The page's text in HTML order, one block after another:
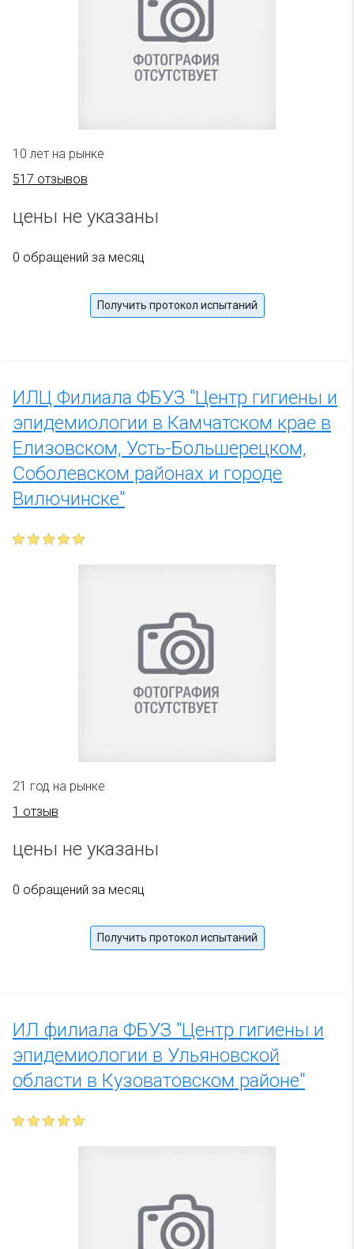
10 лет на рынке
517 отзывов
цены не указаны
0 обращений за месяц
Получить протокол испытаний
ИЛЦ Филиала ФБУЗ "Центр гигиены и
эпидемиологии в Камчатском крае в
Елизовском, Усть-Большерецком,
Соболевском районах и городе
Вилючинске"
21 год на рынке
1 отзыв
цены не указаны
0 обращений за месяц
Получить протокол испытаний
ИЛ филиала ФБУЗ "Центр гигиены и
эпидемиологии в Ульяновской
области в Кузоватовском районе"